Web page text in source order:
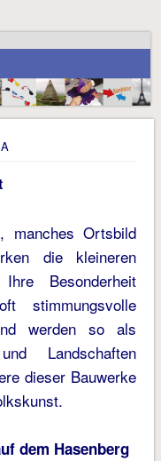
manches Ortsbild
die kleineren
Besonderheit
stimmungsvolle
werden so als
Landschaften
dieser Bauwerke
dem Hasenberg